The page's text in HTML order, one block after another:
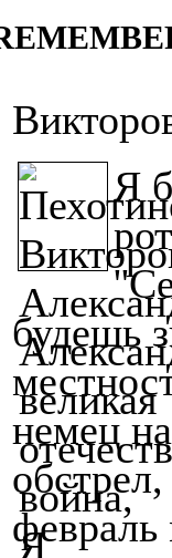
Я
будешь
немец
февраль